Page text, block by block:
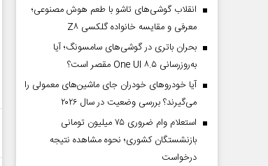
انقلاب گوشی‌های تاشو‌ با طعم هوش مصنوعی؛
معرفی و مقایسه خانواده گلکسی Z۸
بحران باتری در گوشی‌های سامسونگ؛ آیا
به‌روزرسانی One UI ۸.۵ مقصر است؟
آیا خودروهای خودران جای ماشین‌های معمولی را
می‌گیرند؟ بررسی وضعیت در سال ۲۰۲۶
استعلام وام ضروری ۷۵ میلیون تومانی
بازنشستگان کشوری؛ نحوه مشاهده نتیجه
درخواست